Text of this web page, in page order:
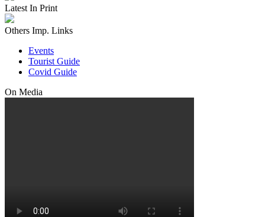
Latest In Print
Others Imp. Links
Events
Tourist Guide
Covid Guide
On Media